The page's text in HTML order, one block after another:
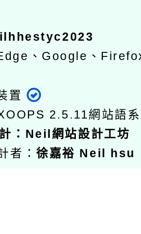
、Google、
置
2.5.11網站語
： Neil網站設計工坊
者：徐嘉裕 Neil hsu